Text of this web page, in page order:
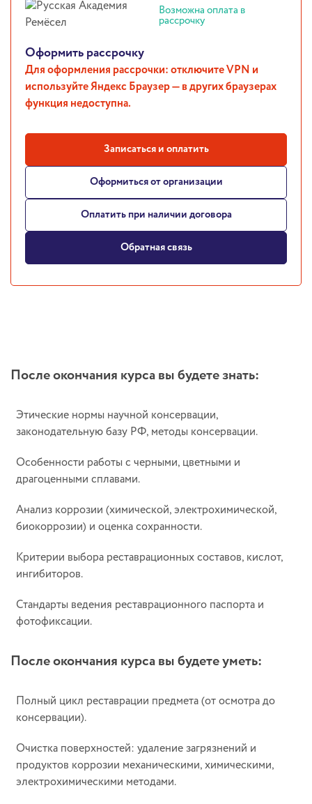
Возможна оплата в
рассрочку
Оформить рассрочку
Для оформления рассрочки: отключите VPN и
используйте Яндекс Браузер — в других браузерах
функция недоступна.
Записаться и оплатить
Оформиться от организации
Оплатить при наличии договора
Обратная связь
После окончания курса вы будете знать:
Этические нормы научной консервации,
законодательную базу РФ, методы консервации.
Особенности работы с черными, цветными и
драгоценными сплавами.
Анализ коррозии (химической, электрохимической,
биокоррозии) и оценка сохранности.
Критерии выбора реставрационных составов, кислот,
ингибиторов.
Стандарты ведения реставрационного паспорта и
фотофиксации.
После окончания курса вы будете уметь:
Полный цикл реставрации предмета (от осмотра до
консервации).
Очистка поверхностей: удаление загрязнений и
продуктов коррозии механическими, химическими,
электрохимическими методами.